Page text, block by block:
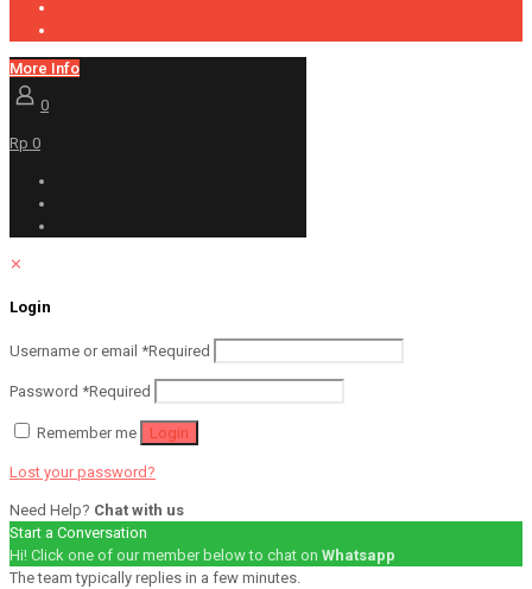
More Info
0
Rp 0
✕
Login
Username or email *Required
Password *Required
Remember me Login
Lost your password?
Need Help? Chat with us
Start a Conversation
Hi! Click one of our member below to chat on Whatsapp
The team typically replies in a few minutes.